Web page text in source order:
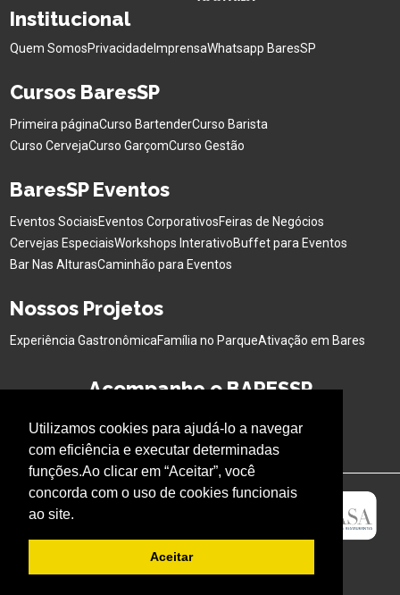
Utilizamos cookies para ajudá-lo a navegar
com eficiência e executar determinadas
funções.Ao clicar em “Aceitar”, você
concorda com o uso de cookies funcionais
ao site.
Aceitar
Institucional
Quem SomosPrivacidade ImprensaWhatsapp BaresSP
Cursos BaresSP
Primeira páginaCurso BartenderCurso Barista
Curso CervejaCurso GarçomCurso Gestão
BaresSP Eventos
Eventos SociaisEventos CorporativosFeiras de Negócios
Cervejas EspeciaisWorkshops InterativoBuffet para Eventos
Bar Nas AlturasCaminhão para Eventos
Nossos Projetos
Experiência GastronômicaFamília no ParqueAtivação em Bares
Acompanhe o BARESSP